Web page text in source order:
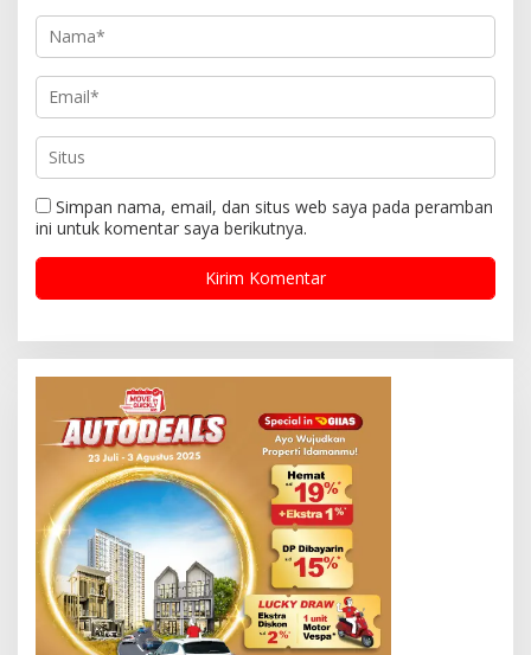
Simpan nama, email, dan situs web saya pada peramban
ini untuk komentar saya berikutnya.